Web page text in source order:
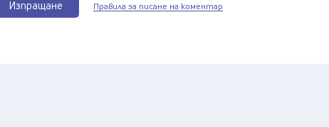
Изпращане Правила за писане на коментар